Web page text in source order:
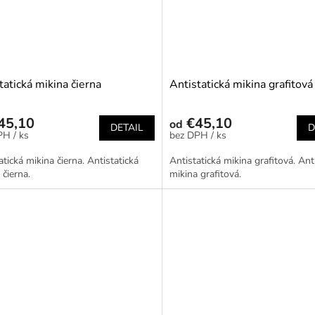
mikina čierna
/ ks
DETAIL
mikina čierna. Antistatická
Antistatická mikina grafitová
od €45,10
/ ks
Antistatická mikina grafitová.
mikina grafitová.